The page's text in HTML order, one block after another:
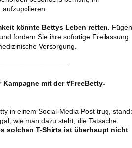
könnte Bettys Leben retten. Fügen
fordern Sie ihre sofortige Freilassung
Versorgung.
Kampagne mit der #FreeBetty-
in einem Social-Media-Post trug, stand:
wie man dazu steht, die Tatsache
solchen T-Shirts ist überhaupt nicht